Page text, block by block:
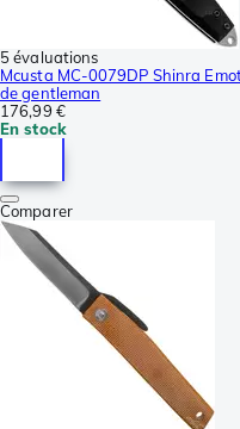
5 évaluations
Mcusta MC-0079DP Shinra
de gentleman
176,99 €
En stock
Comparer